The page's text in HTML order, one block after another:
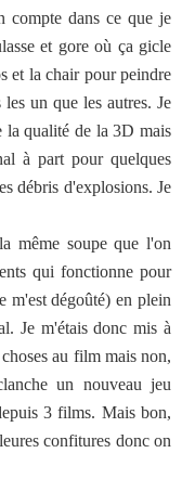
compte dans ce que je
et gore où ça gicle
et la chair pour peindre
un que les autres. Je
qualité de la 3D mais
à part pour quelques
débris d'explosions. Je
même soupe que l'on
qui fonctionne pour
m'est dégoûté) en plein
Je m'étais donc mis à
au film mais non,
un nouveau jeu
3 films. Mais bon,
confitures donc on